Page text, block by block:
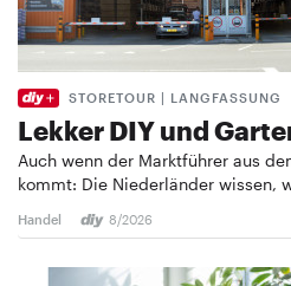
STORETOUR | LANGFASSUNG
Lekker DIY und
Auch wenn der Marktführer aus
kommt: Die Niederländer wissen,
Handel 8/2026